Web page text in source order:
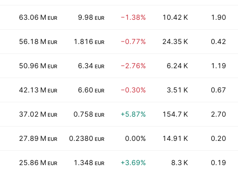
63.06 M EUR 9.98 EUR −1.38% 10.42 K 1.90
56.18 M EUR 1.816 EUR −0.77% 24.35 K 0.42
50.96 M EUR 6.34 EUR −2.76% 6.24 K 1.19
42.13 M EUR 6.60 EUR −0.30% 3.51 K 0.67
37.02 M EUR 0.758 EUR +5.87% 154.7 K 2.70
27.89 M EUR 0.2380 EUR 0.00% 14.91 K 0.20
25.86 M EUR 1.348 EUR +3.69% 8.3 K 0.19